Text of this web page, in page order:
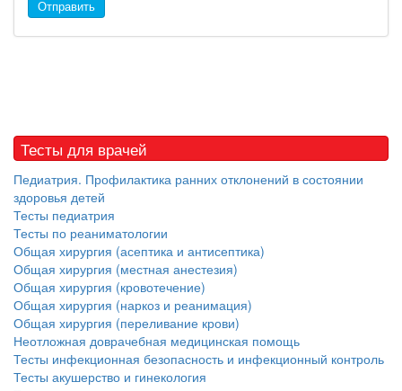
Отправить
Тесты для врачей
Педиатрия. Профилактика ранних отклонений в состоянии
здоровья детей
Тесты педиатрия
Тесты по реаниматологии
Общая хирургия (асептика и антисептика)
Общая хирургия (местная анестезия)
Общая хирургия (кровотечение)
Общая хирургия (наркоз и реанимация)
Общая хирургия (переливание крови)
Неотложная доврачебная медицинская помощь
Тесты инфекционная безопасность и инфекционный контроль
Тесты акушерство и гинекология